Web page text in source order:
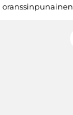
oranssinpunainen